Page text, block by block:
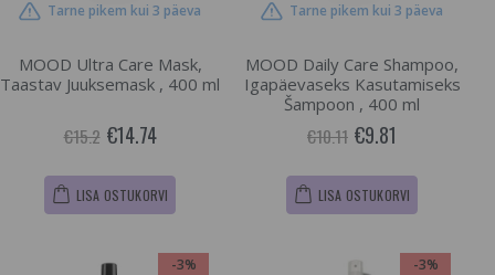
Tarne pikem kui 3 päeva
MOOD Ultra Care Mask,
Taastav Juuksemask , 400 ml
€15.2 €14.74
LISA OSTUKORVI
Tarne pikem kui 3 päeva
MOOD Daily Care Shampoo,
Igapäevaseks Kasutamiseks
Šampoon , 400 ml
€10.11 €9.81
LISA OSTUKORVI
-3% -3%